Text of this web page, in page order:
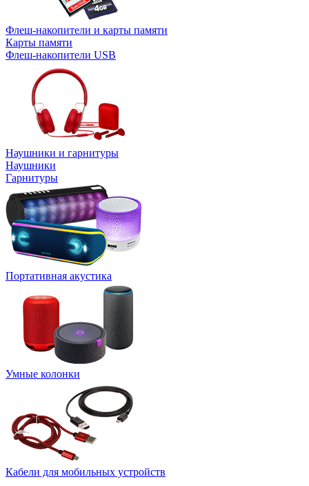
Флеш-накопители и карты памяти
Карты памяти
Флеш-накопители USB
Наушники и гарнитуры
Наушники
Гарнитуры
Портативная акустика
Умные колонки
Кабели для мобильных устройств